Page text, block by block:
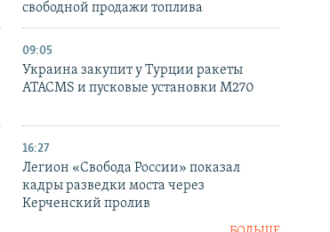
свободной продажи топлива
09:05
Украина закупит у Турции ракеты
ATACMS и пусковые установки M270
16:27
Легион «Свобода России» показал
кадры разведки моста через
Керченский пролив